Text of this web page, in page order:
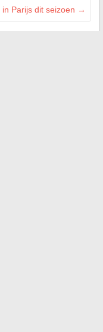
Parijs dit seizoen →